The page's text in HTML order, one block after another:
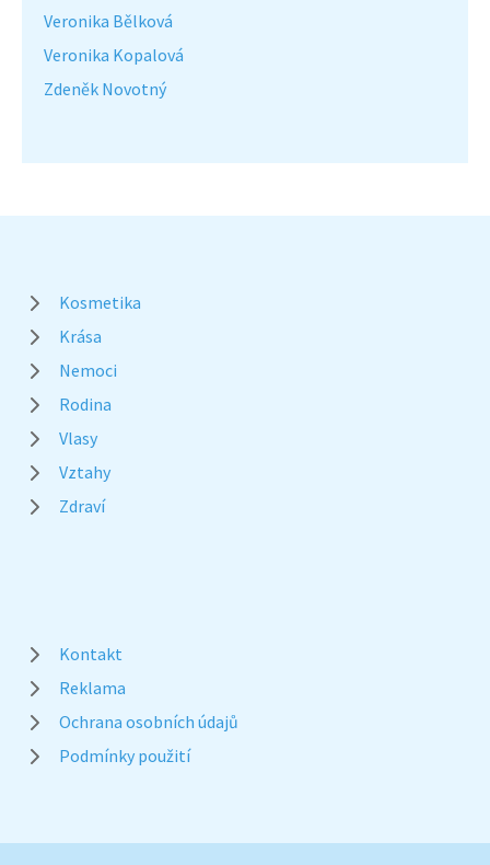
Veronika Bělková
Veronika Kopalová
Zdeněk Novotný
Kosmetika
Krása
Nemoci
Rodina
Vlasy
Vztahy
Zdraví
Kontakt
Reklama
Ochrana osobních údajů
Podmínky použití